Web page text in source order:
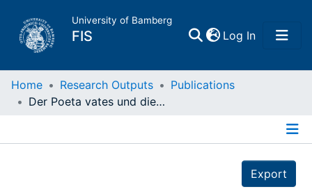
University of Bamberg
FIS Log In(current)
Home
Home Research Outputs
Publications
Der Poeta vates und die Dekonstruktion. Die Inszenierung von Intentionalität im Tagebuchprojekt Helmut Kraussers als Voraussetzung für eine poststrukturalistische Rezeption seiner Texte
Export